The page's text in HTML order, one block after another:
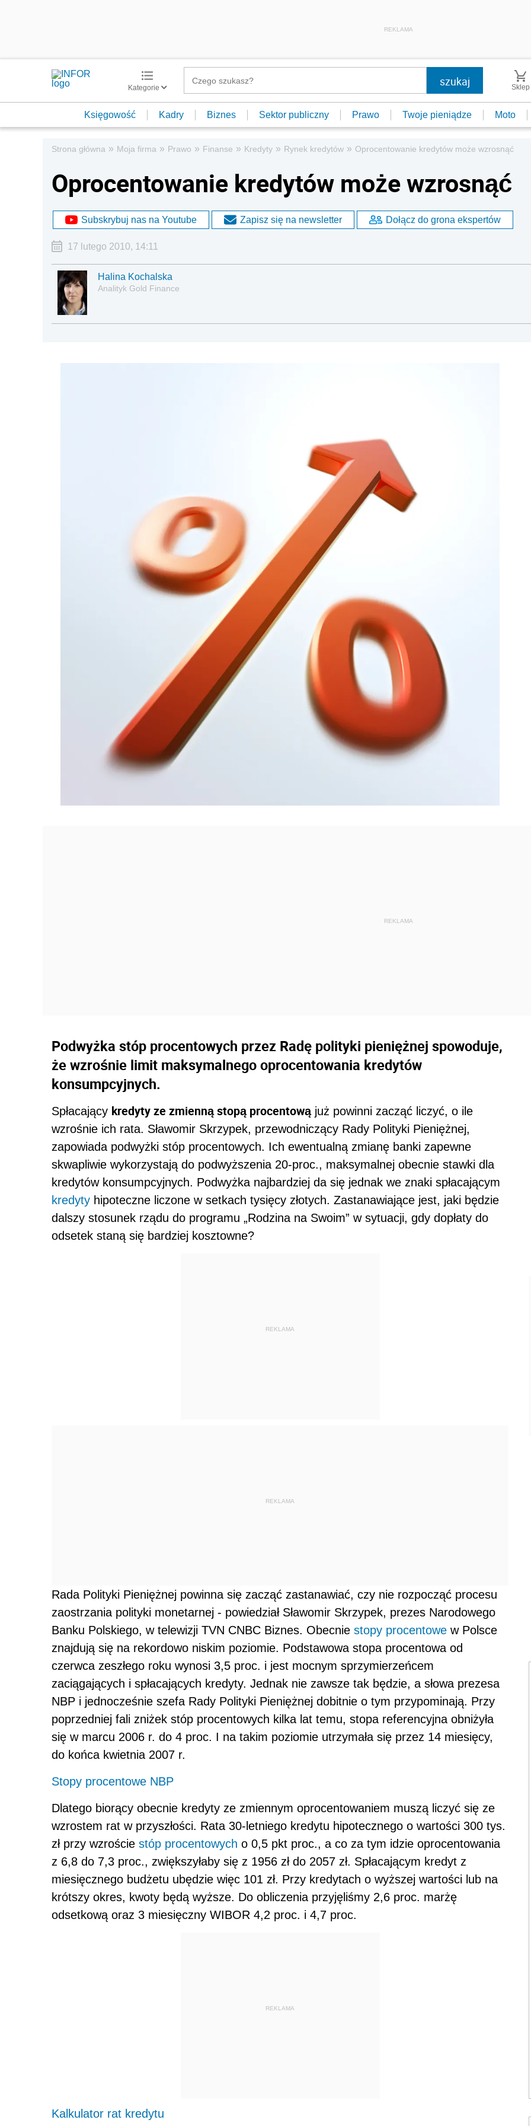
REKLAMA
Kategorie Sklep
Księgowość Kadry Biznes Sektor publiczny Prawo Twoje pieniądze Moto
Strona główna » Moja firma » Prawo » Finanse » Kredyty » Rynek kredytów » Oprocentowanie kredytów może wzrosnąć
Oprocentowanie kredytów może wzrosnąć
Subskrybuj nas na Youtube Zapisz się na newsletter Dołącz do grona ekspertów
17 lutego 2010, 14:11
Halina Kochalska
Analityk Gold Finance
Podwyżka stóp procentowych przez Radę polityki pieniężnej spowoduje,
że wzrośnie limit maksymalnego oprocentowania kredytów
konsumpcyjnych.
Spłacający kredyty ze zmienną stopą procentowąjuż powinni zacząć liczyć, o ile
wzrośnie ich rata. Sławomir Skrzypek, przewodniczący Rady Polityki Pieniężnej,
zapowiada podwyżki stóp procentowych. Ich ewentualną zmianę banki zapewne
skwapliwie wykorzystają do podwyższenia 20-proc., maksymalnej obecnie stawki dla
kredytów konsumpcyjnych. Podwyżka najbardziej da się jednak we znaki spłacającym
kredyty hipoteczne liczone w setkach tysięcy złotych. Zastanawiające jest, jaki będzie
dalszy stosunek rządu do programu „Rodzina na Swoim” w sytuacji, gdy dopłaty do
odsetek staną się bardziej kosztowne?
REKLAMA
REKLAMA
Rada Polityki Pieniężnej powinna się zacząć zastanawiać, czy nie rozpocząć procesu
zaostrzania polityki monetarnej - powiedział Sławomir Skrzypek, prezes Narodowego
Banku Polskiego, w telewizji TVN CNBC Biznes. Obecnie stopy procentowe w Polsce
znajdują się na rekordowo niskim poziomie. Podstawowa stopa procentowa od
czerwca zeszłego roku wynosi 3,5 proc. i jest mocnym sprzymierzeńcem
zaciągających i spłacających kredyty. Jednak nie zawsze tak będzie, a słowa prezesa
NBP i jednocześnie szefa Rady Polityki Pieniężnej dobitnie o tym przypominają. Przy
poprzedniej fali zniżek stóp procentowych kilka lat temu, stopa referencyjna obniżyła
się w marcu 2006 r. do 4 proc. I na takim poziomie utrzymała się przez 14 miesięcy,
do końca kwietnia 2007 r.
Stopy procentowe NBP
Dlatego biorący obecnie kredyty ze zmiennym oprocentowaniem muszą liczyć się ze
wzrostem rat w przyszłości. Rata 30-letniego kredytu hipotecznego o wartości 300 tys.
zł przy wzroście stóp procentowych o 0,5 pkt proc., a co za tym idzie oprocentowania
z 6,8 do 7,3 proc., zwiększyłaby się z 1956 zł do 2057 zł. Spłacającym kredyt z
miesięcznego budżetu ubędzie więc 101 zł. Przy kredytach o wyższej wartości lub na
krótszy okres, kwoty będą wyższe. Do obliczenia przyjęliśmy 2,6 proc. marżę
odsetkową oraz 3 miesięczny WIBOR 4,2 proc. i 4,7 proc.
REKLAMA
Kalkulator rat kredytu